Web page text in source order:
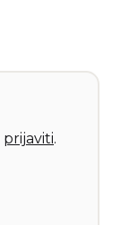
prijaviti.